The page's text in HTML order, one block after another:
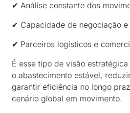
✔ Análise constante dos
✔ Capacidade de negociação
✔ Parceiros logísticos e
É esse tipo de visão
o abastecimento estável,
garantir eficiência no longo
cenário global em movimento.